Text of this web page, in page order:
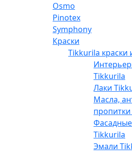
Osmo
Pinotex
Symphony
Краски
Tikkurila краски
Tikkurila
Лаки
Масла,
Tikkurila
Эмали